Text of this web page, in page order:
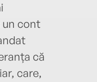
cont
că
care,